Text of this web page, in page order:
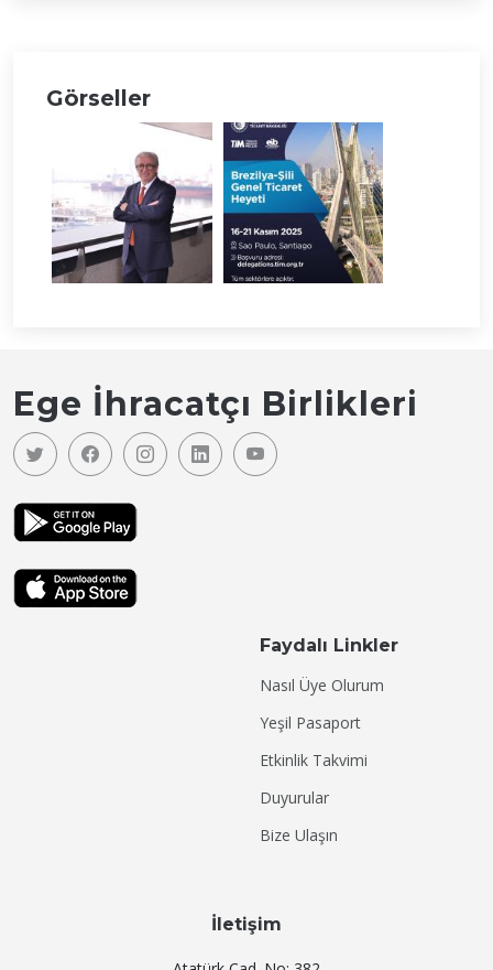
Görseller
Ege İhracatçı Birlikleri
Faydalı Linkler
Nasıl Üye Olurum
Yeşil Pasaport
Etkinlik Takvimi
Duyurular
Bize Ulaşın
İletişim